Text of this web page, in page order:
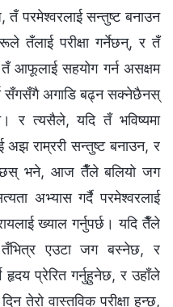
तँ परमेश्‍वरलाई सन्तुष्ट बनाउन
तँलाई परीक्षा गर्नेछन्, र तँ
आफूलाई सहयोग गर्न असक्षम
सँगसँगै अगाडि बढ्न सक्नेछैनस्
र त्यसैले, यदि तँ भविष्यमा
अझ राम्ररी सन्तुष्ट बनाउन, र
भने, आज तैँले बलियो जग
अभ्यास गर्दै परमेश्‍वरलाई
ख्याल गर्नुपर्छ। यदि तैँले
एउटा जग बस्नेछ, र
हृदय प्रेरित गर्नुहुनेछ, र उहाँले
तेरो वास्तविक परीक्षा हुन्छ,